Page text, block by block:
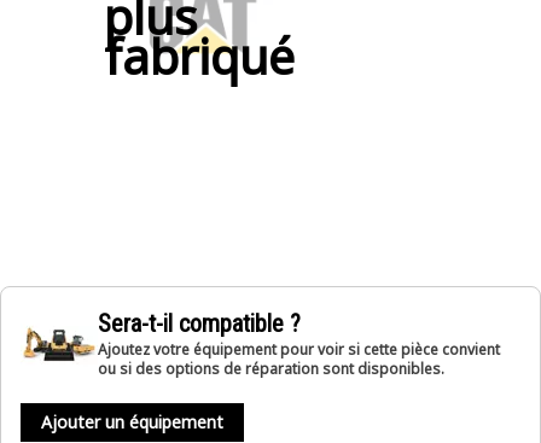
plus
fabriqué
Sera-t-il compatible ?
Ajoutez votre équipement pour voir si cette pièce convient
ou si des options de réparation sont disponibles.
Ajouter un équipement